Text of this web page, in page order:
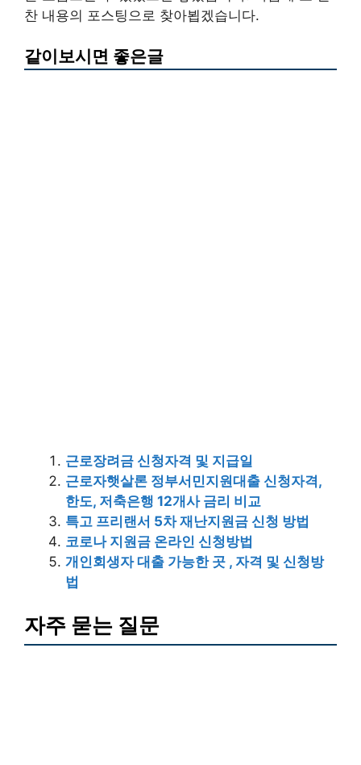
찬 내용의 포스팅으로 찾아뵙겠습니다.
같이보시면 좋은글
근로장려금 신청자격 및 지급일
근로자햇살론 정부서민지원대출 신청자격,
한도, 저축은행 12개사 금리 비교
특고 프리랜서 5차 재난지원금 신청 방법
코로나 지원금 온라인 신청방법
개인회생자 대출 가능한 곳 , 자격 및 신청방
법
자주 묻는 질문